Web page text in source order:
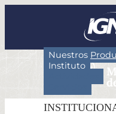
Nuestros
Instituto